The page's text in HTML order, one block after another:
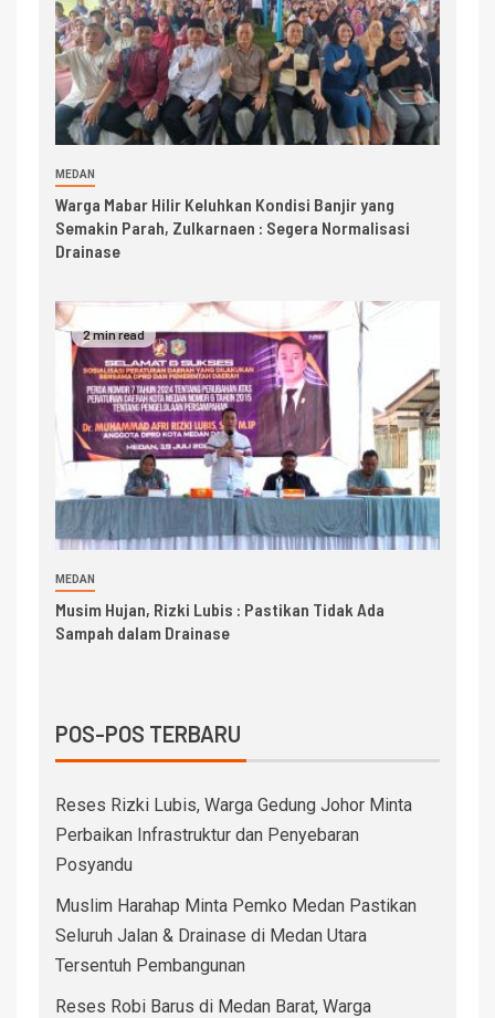
MEDAN
Warga Mabar Hilir Keluhkan Kondisi Banjir yang
Semakin Parah, Zulkarnaen : Segera Normalisasi
Drainase
2 min read
MEDAN
Musim Hujan, Rizki Lubis : Pastikan Tidak Ada
Sampah dalam Drainase
POS-POS TERBARU
Reses Rizki Lubis, Warga Gedung Johor Minta
Perbaikan Infrastruktur dan Penyebaran
Posyandu
Muslim Harahap Minta Pemko Medan Pastikan
Seluruh Jalan & Drainase di Medan Utara
Tersentuh Pembangunan
Reses Robi Barus di Medan Barat, Warga